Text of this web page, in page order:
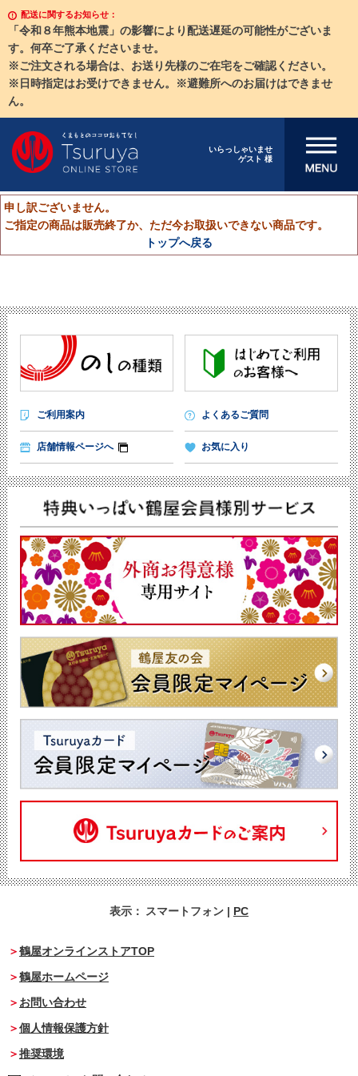
配送に関するお知らせ：
「令和８年熊本地震」の影響により配送遅延の可能性がございま
す。何卒ご了承くださいませ。
※ご注文される場合は、お送り先様のご在宅をご確認ください。
※日時指定はお受けできません。※避難所へのお届けはできませ
ん。
いらっしゃいませ
ゲスト 様
メニューを開
申し訳ございません。
ご指定の商品は販売終了か、ただ今お取扱いできない商品です。
トップへ戻る
ご利用案内 よくあるご質問
店舗情報ページへ お気に入り
表示： スマートフォン | PC
鶴屋オンラインストアTOP
鶴屋ホームページ
お問い合わせ
個人情報保護方針
推奨環境